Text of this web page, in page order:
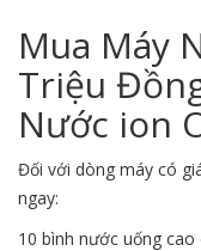
Mua Máy
Triệu
Nước ion
Đối với dòng máy có
ngay:
10 bình nước uống cao